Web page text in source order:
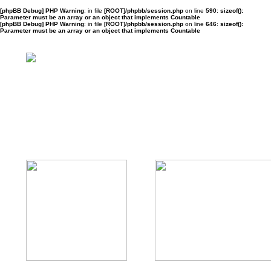
[phpBB Debug] PHP Warning: in file [ROOT]/phpbb/session.php on line 590: sizeof():
Parameter must be an array or an object that implements Countable
[phpBB Debug] PHP Warning: in file [ROOT]/phpbb/session.php on line 646: sizeof():
Parameter must be an array or an object that implements Countable